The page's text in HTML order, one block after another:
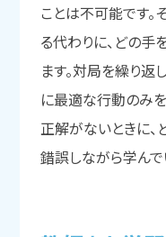
ことは不可能です。
る代わりに、どの手
ます。対局を繰り返
に最適な行動のみ
正解がないときに
錯誤しながら学んで